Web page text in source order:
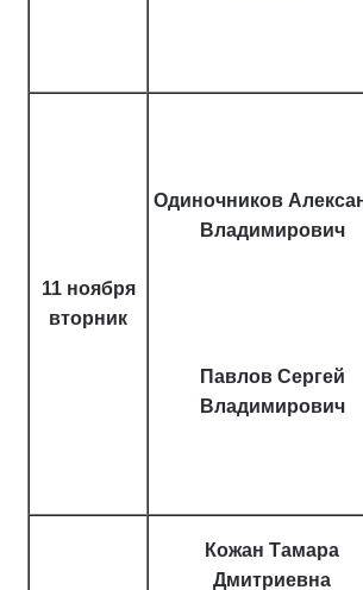
11 ноября
вторник
Одиночников
Владимирович
Павлов Сергей
Владимирович
Кожан Тамара
Дмитриевна